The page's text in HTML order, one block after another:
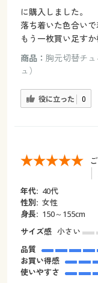
に購入しました。
落ち着いた色合い
もう一枚買い足すか
商品： 胸元切替チ
ュ）
役に立った 0
年代: 40代
性別: 女性
身長: 150～155cm
サイズ感 小さい
品質
お買い得感
使いやすさ